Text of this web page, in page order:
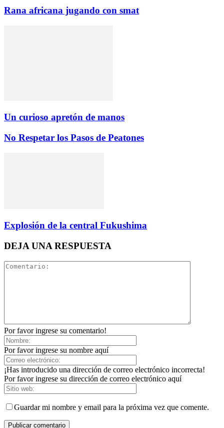
Rana africana jugando con smat
Un curioso apretón de manos
No Respetar los Pasos de Peatones
Explosión de la central Fukushima
DEJA UNA RESPUESTA
Por favor ingrese su comentario!
Por favor ingrese su nombre aquí
¡Has introducido una dirección de correo electrónico incorrecta!
Por favor ingrese su dirección de correo electrónico aquí
Guardar mi nombre y email para la próxima vez que comente.